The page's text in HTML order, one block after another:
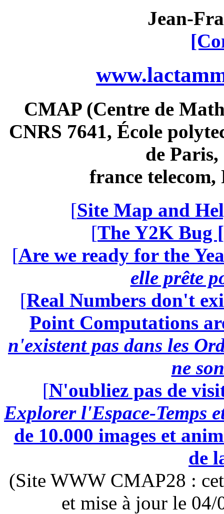
Jean-
CMAP (Centre de
CNRS 7641, École
de
france telecom,
[Site Map and
[The Y2K Bug [
[Are we ready for the
elle prête
[Real Numbers don't
Point Computations
n'existent pas dans les
ne
[N'oubliez pas de
Explorer l'Espace-Temps
de 10.000 images et
de
(Site WWW CMAP28 :
et mise à jour le